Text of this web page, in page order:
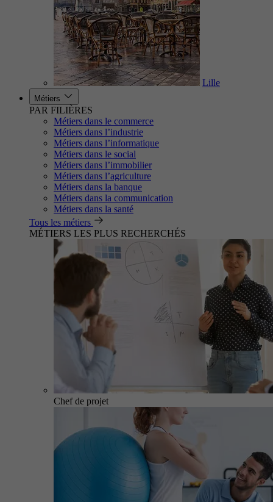
Lille
Métiers
PAR FILIÈRES
Métiers dans le commerce
Métiers dans l’industrie
Métiers dans l’informatique
Métiers dans le social
Métiers dans l’immobilier
Métiers dans l’agriculture
Métiers dans la banque
Métiers dans la communication
Métiers dans la santé
Tous les métiers
MÉTIERS LES PLUS RECHERCHÉS
Chef de projet